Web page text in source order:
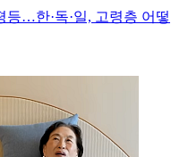
…한·독·일, 고령층 어떻